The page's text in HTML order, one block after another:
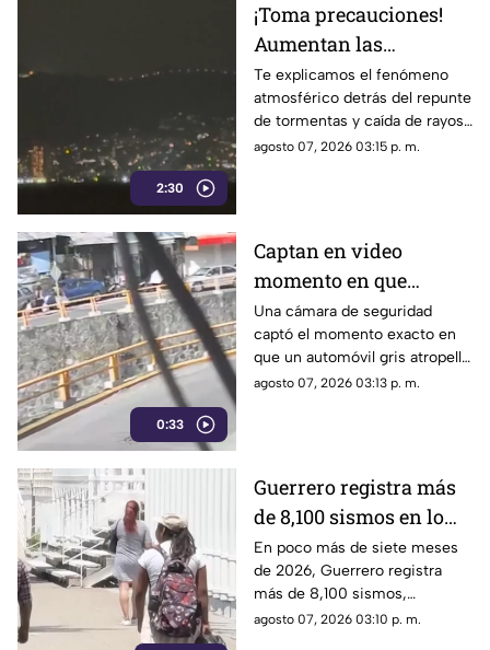
2:30
¡Toma precauciones!
Aumentan las
tormentas eléctricas y
lluvias intensas en
Acapulco
Te explicamos el fenómeno
atmosférico detrás del repunte
de tormentas y caída de rayos
en el puerto.
agosto 07, 2026 03:15 p. m.
0:33
Captan en video
momento en que
vehículo embiste a una
familia en
Chilpancingo
Una cámara de seguridad
captó el momento exacto en
que un automóvil gris atropelló
a una familia que caminaba
agosto 07, 2026 03:13 p. m.
Guerrero registra más
de 8,100 sismos en lo
que va de 2026, el año
con mayor sismicidad
de los últimos cinco
años
En poco más de siete meses
de 2026, Guerrero registra
más de 8,100 sismos,
posicionándose como el año
agosto 07, 2026 03:10 p. m.